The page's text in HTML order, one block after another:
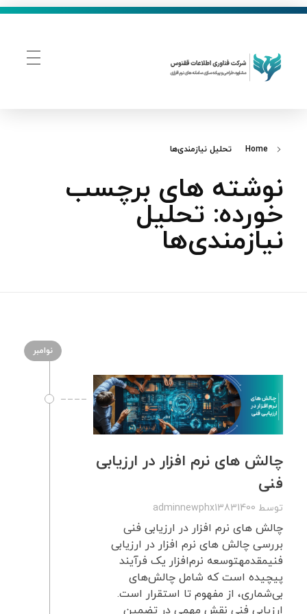
Home تحلیل نیازمندی‌ها
نوشته های برچسب
خورده: تحلیل
نیازمندی‌ها
نوامبر
چالش های نرم افزار در ارزیابی
فنی
توسط adminnewphx13831400
چالش های نرم افزار در ارزیابی فنی
بررسی چالش های نرم افزار در ارزیابی
فنیمقدمهتوسعه نرم‌افزار یک فرآیند
پیچیده است که شامل چالش‌های
بی‌شماری، از مفهوم تا استقرار است.
ارزیابی فنی نقش مهمی در تضمین